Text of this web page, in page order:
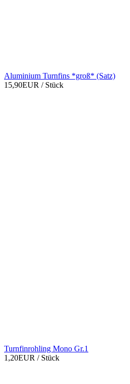
Aluminium Turnfins *groß* (Satz)
15,90EUR / Stück
Turnfinrohling Mono Gr.1
1,20EUR / Stück